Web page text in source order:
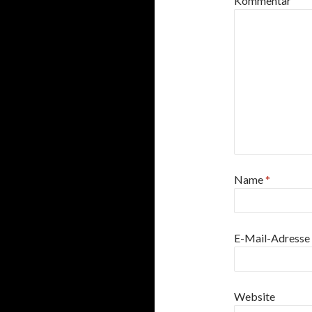
Name*
E-Mail-Adresse
Website